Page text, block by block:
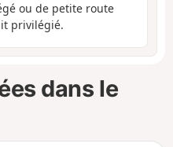
ou de petite route
privilégié.
dans le